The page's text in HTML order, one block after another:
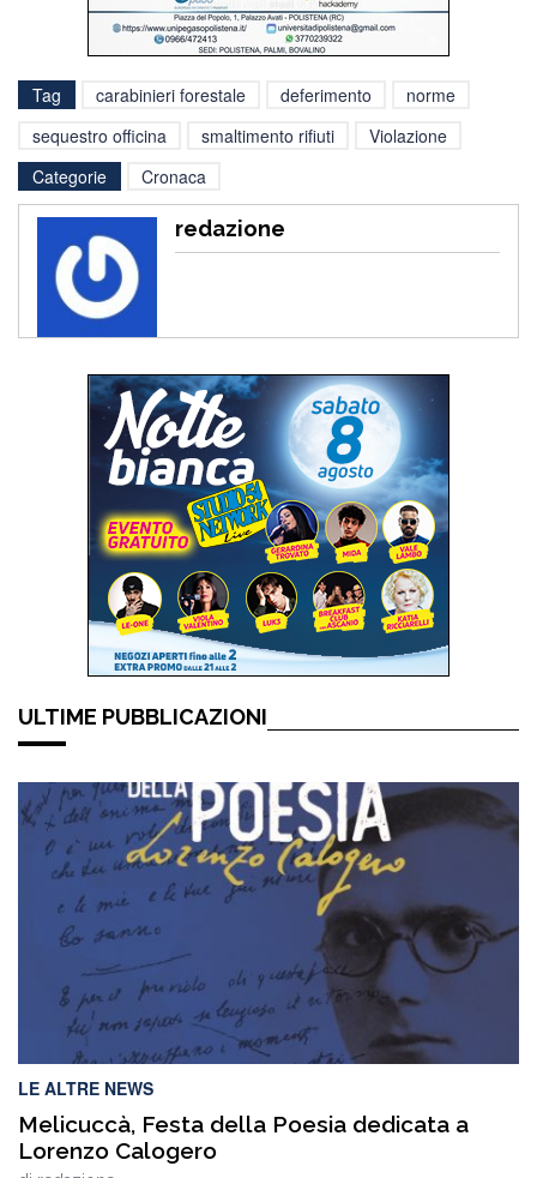
Tag carabinieri forestale deferimento
norme
sequestro officina
smaltimento rifiuti
Violazione
Categorie
Cronaca
redazione
ULTIME PUBBLICAZIONI
LE ALTRE NEWS
Melicuccà, Festa della Poesia dedicata a
Lorenzo Calogero